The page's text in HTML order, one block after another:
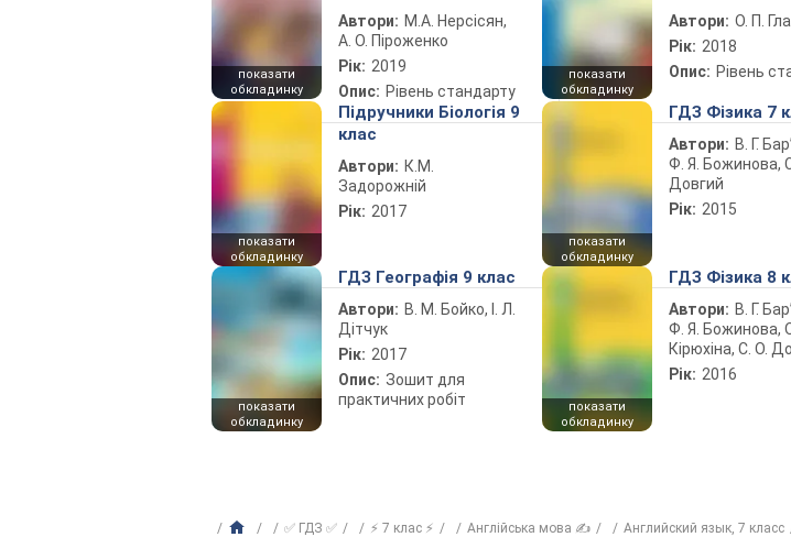
показати
обкладинку
Автори: М.А. Нерсісян,
А. О. Піроженко
Рік: 2019
Опис: Рівень стандарту
показати
обкладинку
Автори: О. П.
Рік: 2018
Опис: Рівень
показати
обкладинку
Підручники Біологія 9
клас
Автори: К.М.
Задорожній
Рік: 2017
показати
обкладинку
ГДЗ Фізика 7
Автори: В. Г.
Ф. Я. Божинова,
Довгий
Рік: 2015
показати
обкладинку
ГДЗ Географія 9 клас
Автори: В. М. Бойко, І. Л.
Дітчук
Рік: 2017
Опис: Зошит для
практичних робіт
показати
обкладинку
ГДЗ Фізика 8
Автори: В. Г.
Ф. Я. Божинова,
Кірюхіна, С. О.
Рік: 2016
✅ ГДЗ ✅ ⚡ 7 клас ⚡ Англійська мова ✍ Английский язык, 7 класс